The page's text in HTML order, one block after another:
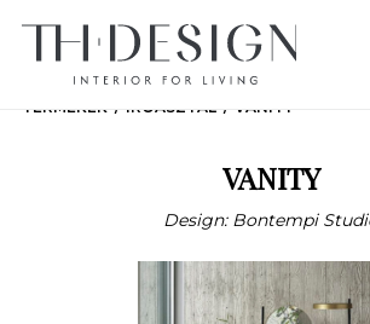
TERMÉKEK ÍRÓASZTAL VANITY
VANITY
Design: Bontempi